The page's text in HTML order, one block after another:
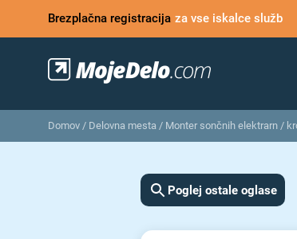
Brezplačna registracija za vse iskalce služb
Domov / Delovna mesta / Monter sončnih elektrarn /
Poglej ostale oglase